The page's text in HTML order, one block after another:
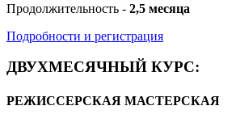
Продолжительность - 2,5 месяца
Подробности и регистрация
ДВУХМЕСЯЧНЫЙ КУРС:
РЕЖИССЕРСКАЯ МАСТЕРСКАЯ